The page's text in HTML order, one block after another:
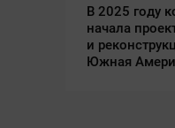
В 2025 году
начала
и
Южная